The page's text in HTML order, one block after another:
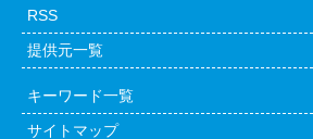
RSS
提供元一覧
キーワード一覧
サイトマップ